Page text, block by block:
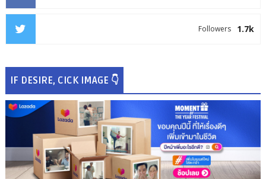
1.7k
Followers
IF DESIRE, CICK IMAGE 👇